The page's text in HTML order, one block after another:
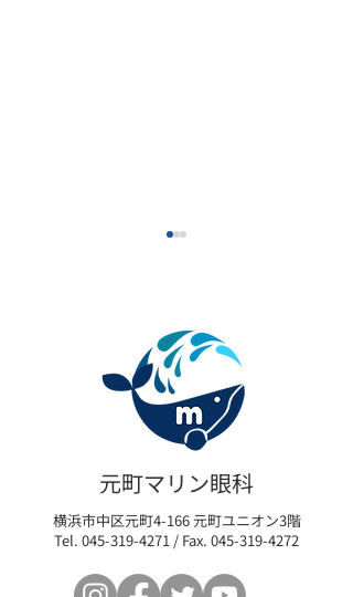
【新導入】目元専用スキ
ンi」— 導入記念モニター
価格のご案内
元町マリン眼科
横浜市中区元町4-166 元町ユニオン3階
Tel. 045-319-4271 / Fax. 045-319-4272